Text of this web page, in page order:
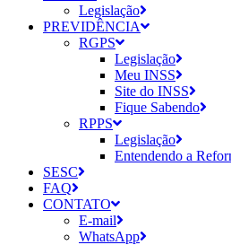
Legislação
PREVIDÊNCIA
RGPS
Legislação
Meu INSS
Site do INSS
Fique Sabendo
RPPS
Legislação
Entendendo a
SESC
FAQ
CONTATO
E-mail
WhatsApp